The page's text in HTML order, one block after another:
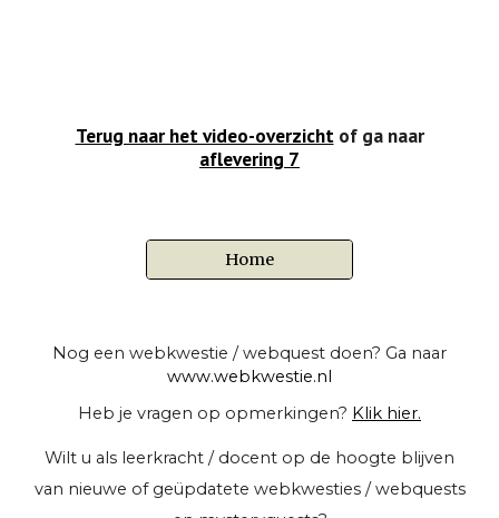
Terug naar het video-overzichtof ga naar
aflevering 7
Home
Nog een webkwestie / webquest doen? Ga naar
www.webkwestie.nl
Heb je vragen op opmerkingen? Klik hier.
Wilt u als leerkracht / docent op de hoogte blijven
van nieuwe of geüpdatete webkwesties / webquests